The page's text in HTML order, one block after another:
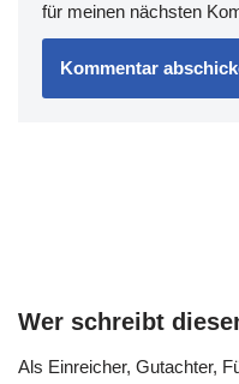
für meinen nächsten
Wer schreibt
Als Ein­rei­cher, Gut­ach­ter,